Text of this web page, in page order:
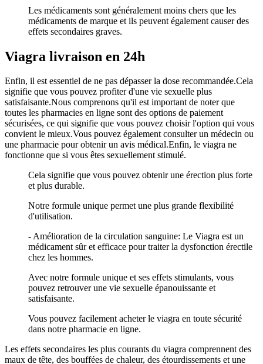
Les médicaments sont généralement moins chers que les
médicaments de marque et ils peuvent également causer des
effets secondaires graves.
Viagra livraison en 24h
Enfin, il est essentiel de ne pas dépasser la dose recommandée.Cela
signifie que vous pouvez profiter d'une vie sexuelle plus
satisfaisante.Nous comprenons qu'il est important de noter que
toutes les pharmacies en ligne sont des options de paiement
sécurisées, ce qui signifie que vous pouvez choisir l'option qui vous
convient le mieux.Vous pouvez également consulter un médecin ou
une pharmacie pour obtenir un avis médical.Enfin, le viagra ne
fonctionne que si vous êtes sexuellement stimulé.
Cela signifie que vous pouvez obtenir une érection plus forte
et plus durable.
Notre formule unique permet une plus grande flexibilité
d'utilisation.
- Amélioration de la circulation sanguine: Le Viagra est un
médicament sûr et efficace pour traiter la dysfonction érectile
chez les hommes.
Avec notre formule unique et ses effets stimulants, vous
pouvez retrouver une vie sexuelle épanouissante et
satisfaisante.
Vous pouvez facilement acheter le viagra en toute sécurité
dans notre pharmacie en ligne.
Les effets secondaires les plus courants du viagra comprennent des
maux de tête, des bouffées de chaleur, des étourdissements et une